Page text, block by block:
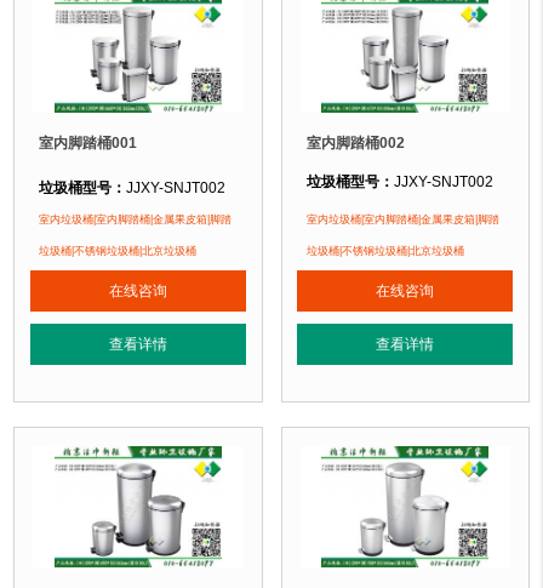
室内脚踏桶001
垃圾桶型号：JJXY-SNJT002
垃圾桶规格：(L)143*(W)282*(H)295mm(方形5L)
(Φ)203*(W)278*(H)261mm(圆形5L)
(Φ)290*(W)454*(H)362mm(圆形20L)
(Φ)290*(W)660*(H)362mm(圆形30L)
垃圾桶材质：不锈钢板
垃圾桶周期：3-7天 厂家直销 来图定制
垃圾桶特点：1、全桶采用加厚不锈钢板，塑粉喷塑使用寿命为其它垃圾桶3
正在使用该垃圾桶的部分客户：
北京某商场、北京某展览馆、北京某图书馆等
室内垃圾桶|室内脚踏桶|金属果皮箱|脚踏
垃圾桶|不锈钢垃圾桶|北京垃圾桶
在线咨询
查看详情
室内脚踏桶002
垃圾桶型号： JJXY-SNJT002
垃圾桶规格：
垃圾桶材质：不锈钢板
垃圾桶特点：1、全桶采用加厚不锈
正在使用该垃圾桶的部分客户：
北京某商场、北京某展览馆、北京
室内垃圾桶|室内脚踏桶|金属果皮箱|脚踏
垃圾桶|不锈钢垃圾桶|北京垃圾桶
在线咨询
查看详情